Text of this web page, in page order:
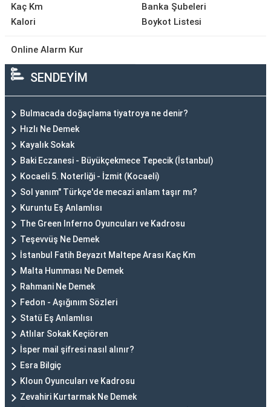
Kaç Km
Kalori
Banka Şubeleri
Boykot Listesi
Online Alarm Kur
SENDEYİM
Bulmacada doğaçlama tiyatroya ne denir?
Hızlı Ne Demek
Kayalık Sokak
Baki Eczanesi - Büyükçekmece Tepecik (İstanbul)
Kocaeli 5. Noterliği - İzmit (Kocaeli)
Sol yanım" Türkçe'de mecazi anlam taşır mı?
Kuruntu Eş Anlamlısı
The Green Inferno Oyuncuları ve Kadrosu
Teşevvüş Ne Demek
İstanbul Fatih Beyazıt Maltepe Arası Kaç Km
Malta Humması Ne Demek
Rahmani Ne Demek
Fedon - Aşığınım Sözleri
Statü Eş Anlamlısı
Atlılar Sokak Keçiören
İsper mail şifresi nasıl alınır?
Esra Bilgiç
Kloun Oyuncuları ve Kadrosu
Zevahiri Kurtarmak Ne Demek